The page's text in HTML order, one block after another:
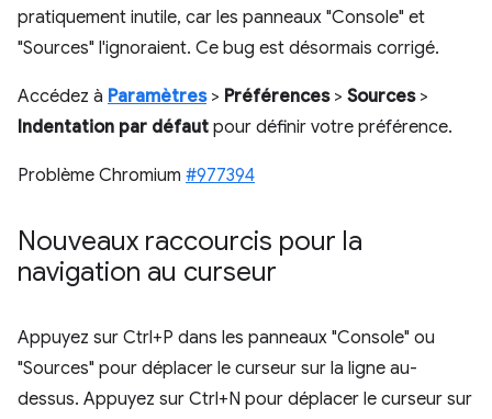
pratiquement inutile, car les panneaux "Console" et
"Sources" l'ignoraient. Ce bug est désormais corrigé.
Accédez à Paramètres> Préférences> Sources>
Indentation par défaut pour définir votre préférence.
Problème Chromium #977394
Nouveaux raccourcis pour la
navigation au curseur
Appuyez sur Ctrl+P dans les panneaux "Console" ou
"Sources" pour déplacer le curseur sur la ligne au-
dessus. Appuyez sur Ctrl+N pour déplacer le curseur sur